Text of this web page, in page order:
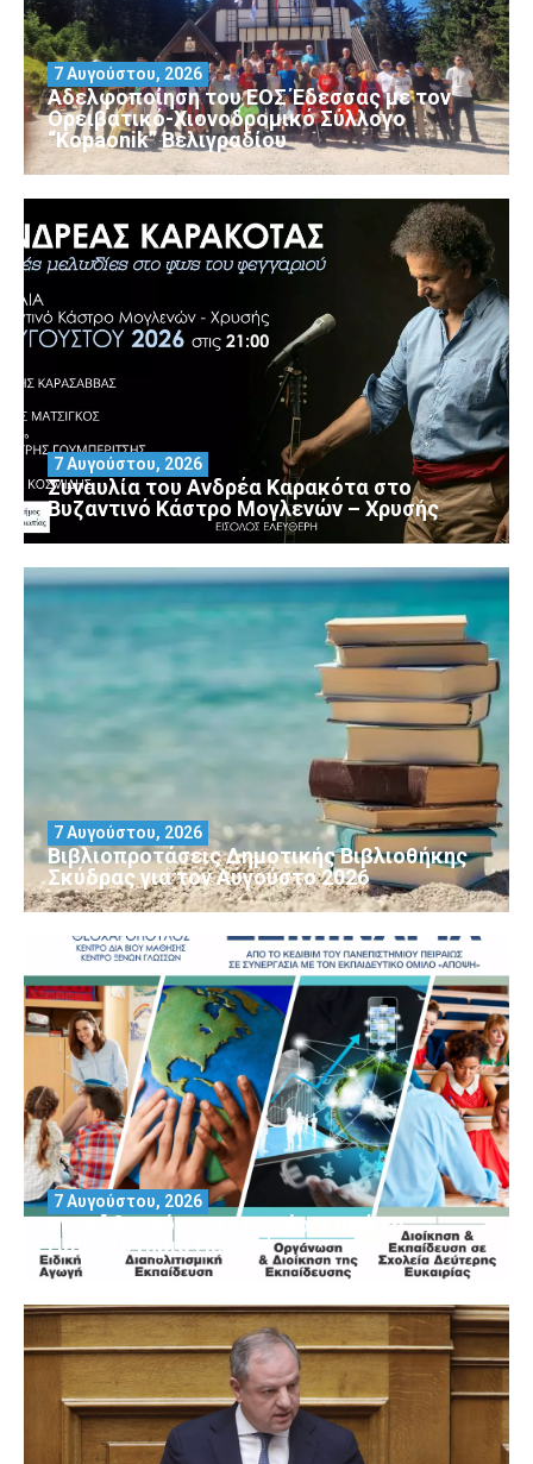
Αδελφοποίηση του ΕΟΣ Έδεσσας με τον
Ορειβατικό-Χιονοδρομικό Σύλλογο
“Kopaonik” Βελιγραδίου
7 Αυγούστου, 2026
Συναυλία του Ανδρέα Καρακότα στο
Βυζαντινό Κάστρο Μογλενών – Χρυσής
7 Αυγούστου, 2026
Βιβλιοπροτάσεις Δημοτικής Βιβλιοθήκης
Σκύδρας για τον Αύγούστο 2026
7 Αυγούστου, 2026
Μοριοδοτούμενα Σεμινάρια από το
Πανεπιστήμιο Πειραιά
7 Αυγούστου, 2026